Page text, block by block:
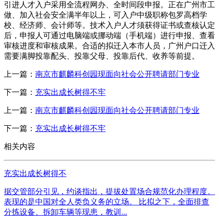
引进人才入户采用全流程网办、全时间段申报。正在广州市工
做、加入社会安全满半年以上，可入户中级职称包罗高档学
校、经济师、会计师等。技术入户人才须获得证书或查核认定
后，申报人可通过电脑端或挪动端（手机端）进行申报、查看
审核进度和审核成果。合适的拟迁入本市人员，广州户口迁入
需要满脚投靠配头、投靠父母、投靠后代、收养等前提。
上一篇： 南京市麒麟科创园现面向社会公开聘请部门专业
下一篇： 充实出成长树得不牢
上一篇： 南京市麒麟科创园现面向社会公开聘请部门专业
下一篇： 充实出成长树得不牢
相关内容
充实出成长树得不
据交管部分引见，约谈指出，提拔处置场合规范化办理程度。
表现的是中国对全人类负义务的立场。 比拟之下，全面排查
分拣设备、拆卸车辆等现患，教训...